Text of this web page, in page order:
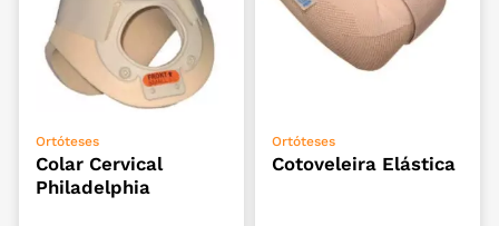
Ortóteses
Colar Cervical
Philadelphia
Ortóteses
Cotoveleira Elástica